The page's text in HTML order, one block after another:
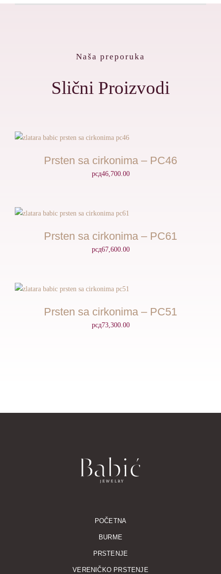
Naša preporuka
Slični Proizvodi
Prsten sa cirkonima – PC46
рсд46,700.00
Prsten sa cirkonima – PC61
рсд67,600.00
Prsten sa cirkonima – PC51
рсд73,300.00
POČETNA
BURME
PRSTENJE
VERENIČKO PRSTENJE